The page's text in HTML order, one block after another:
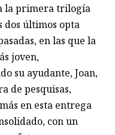
@MIENTRASLEOS
la primera trilogía
dos últimos opta
en las que la
joven,
su ayudante, Joan,